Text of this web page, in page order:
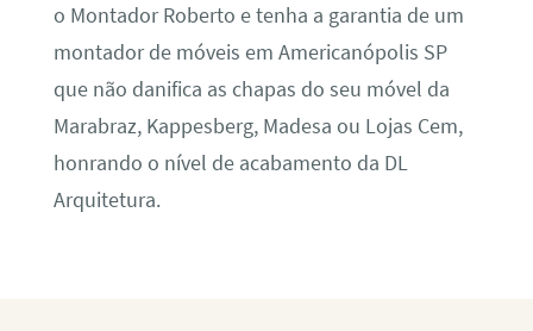
o Montador Roberto e tenha a garantia de um
montador de móveis em Americanópolis SP
que não danifica as chapas do seu móvel da
Marabraz, Kappesberg, Madesa ou Lojas Cem,
honrando o nível de acabamento da DL
Arquitetura.